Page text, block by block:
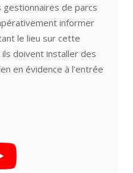
gestionnaires de parcs
informer
le lieu sur cette
doivent installer des
en évidence à l’entrée